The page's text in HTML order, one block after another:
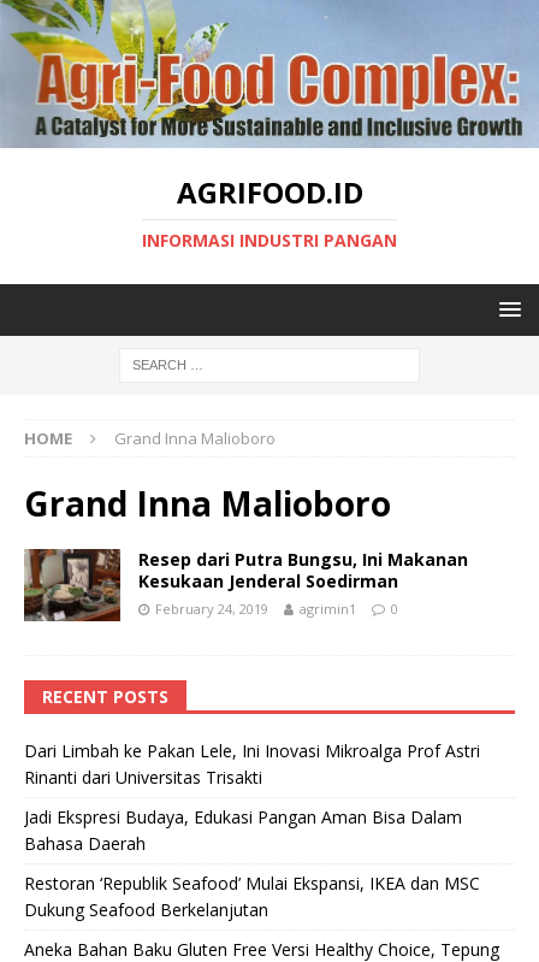
AGRIFOOD.ID
INFORMASI INDUSTRI PANGAN
HOME Grand Inna Malioboro
Grand Inna Malioboro
Resep dari Putra Bungsu, Ini Makanan
Kesukaan Jenderal Soedirman
February 24, 2019 agrimin1 0
RECENT POSTS
Dari Limbah ke Pakan Lele, Ini Inovasi Mikroalga Prof Astri
Rinanti dari Universitas Trisakti
Jadi Ekspresi Budaya, Edukasi Pangan Aman Bisa Dalam
Bahasa Daerah
Restoran ‘Republik Seafood’ Mulai Ekspansi, IKEA dan MSC
Dukung Seafood Berkelanjutan
Aneka Bahan Baku Gluten Free Versi Healthy Choice, Tepung